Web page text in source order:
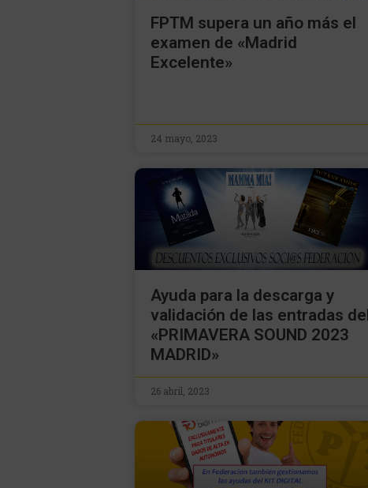
FPTM supera un año más el
examen de «Madrid
Excelente»
24 mayo, 2023
Ayuda para la descarga y
validación de las entradas
«PRIMAVERA SOUND 2023
MADRID»
26 abril, 2023